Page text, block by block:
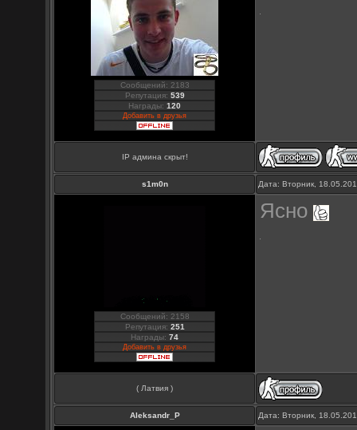
Сообщений: 2183
Репутация: 539
Награды:120
Добавить в друзья
IP админа скрыт!
s1m0n Дата: Вторник,
Сообщений: 2158
Репутация: 251
Награды:74
Добавить в друзья
Ясно
( Латвия )
Aleksandr_P Дата: Вторник,